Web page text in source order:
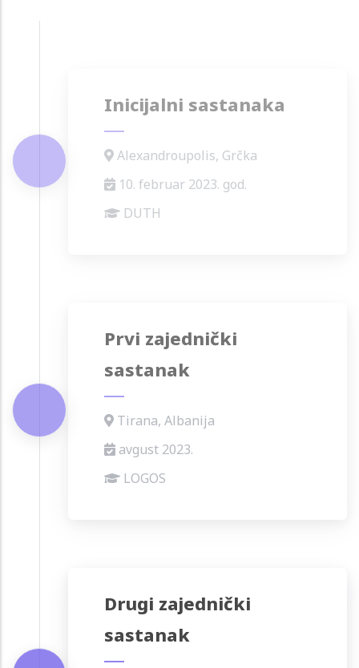
Inicijalni sastanaka
Alexandroupolis, Grčka
10. februar 2023. god.
DUTH
Prvi zajednički
sastanak
Tirana, Albanija
avgust 2023.
LOGOS
Drugi zajednički
sastanak